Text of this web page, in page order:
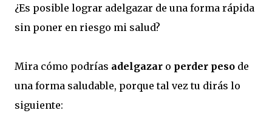
¿Es posible lograr adelgazar de una forma rápida
sin poner en riesgo mi salud?
Mira cómo podrías adelgazar o perder peso de
una forma saludable, porque tal vez tu dirás lo
siguiente: